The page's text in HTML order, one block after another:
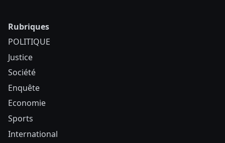
Rubriques
POLITIQUE
Justice
Société
Enquête
Economie
Sports
International